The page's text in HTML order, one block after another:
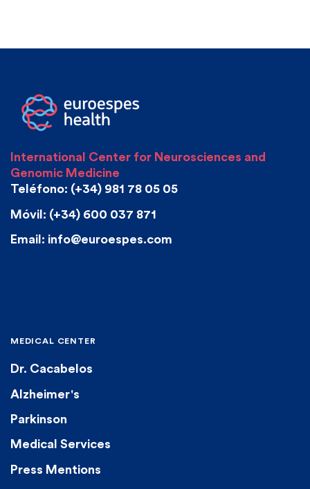
International Center for Neurosciences and
Genomic Medicine
Teléfono: (+34) 981 78 05 05
Móvil: (+34) 600 037 871
Email: info@euroespes.com
MEDICAL CENTER
Dr. Cacabelos
Alzheimer's
Parkinson
Medical Services
Press Mentions